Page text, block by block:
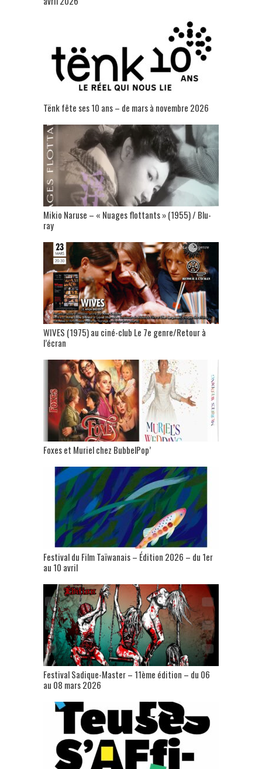
Tënk fête ses 10 ans – de mars à novembre 2026
Mikio Naruse – « Nuages flottants » (1955) / Blu-
ray
WIVES (1975) au ciné-club Le 7e genre/Retour à
l’écran
Foxes et Muriel chez BubbelPop’
Festival du Film Taïwanais – Édition 2026 – du 1er
au 10 avril
Festival Sadique-Master – 11ème édition – du 06
au 08 mars 2026